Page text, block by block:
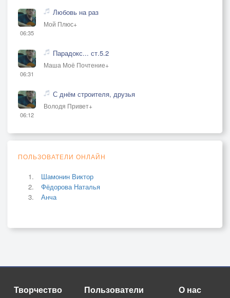
06:35
Любовь на раз
Мой Плюс+
06:31
Парадокс... ст.5.2
Маша Моё Почтение+
06:12
С днём строителя, друзья
Володя Привет+
ПОЛЬЗОВАТЕЛИ ОНЛАЙН
Шамонин Виктор
Фёдорова Наталья
Анча
Творчество Пользователи О нас